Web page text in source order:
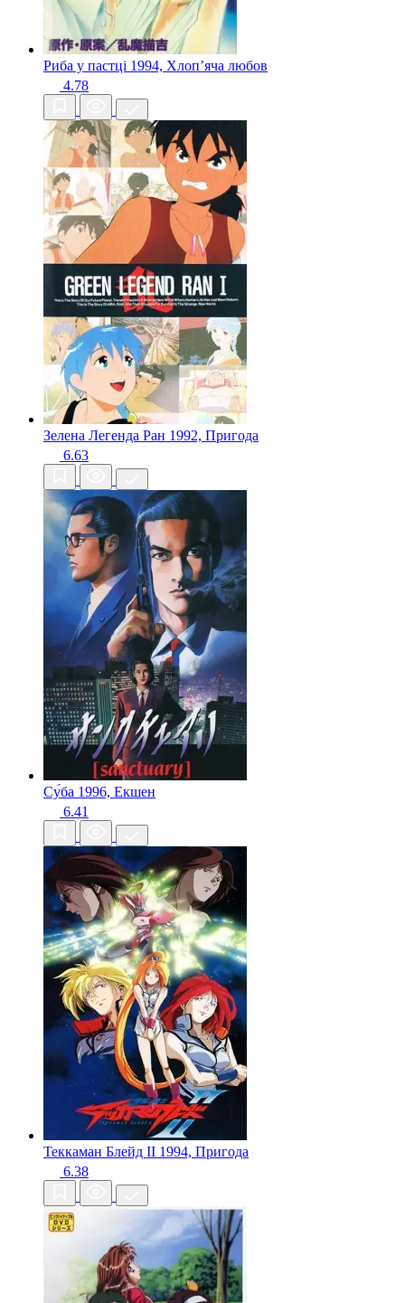
Риба у пастці 1994, Хлопʼяча любов
4.78
Зелена Легенда Ран 1992, Пригода
6.63
Су́бa 1996, Екшен
6.41
Теккаман Блейд II 1994, Пригода
6.38